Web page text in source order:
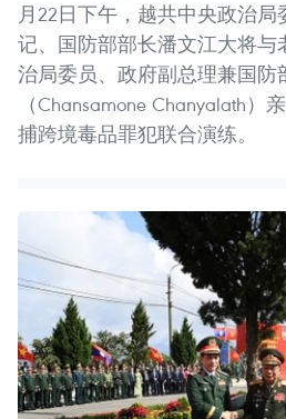
月22日下午，越共中央政治
记、国防部部长潘文江大将与
治局委员、政府副总理兼国防
（Chansamone Chanyalath
捕跨境毒品罪犯联合演练。